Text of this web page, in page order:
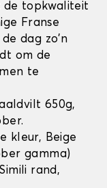
de topkwaliteit
Franse
dag zo'n
om de
te
650g,
kleur, Beige
gamma)
rand,